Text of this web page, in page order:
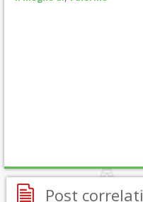
Post correlati